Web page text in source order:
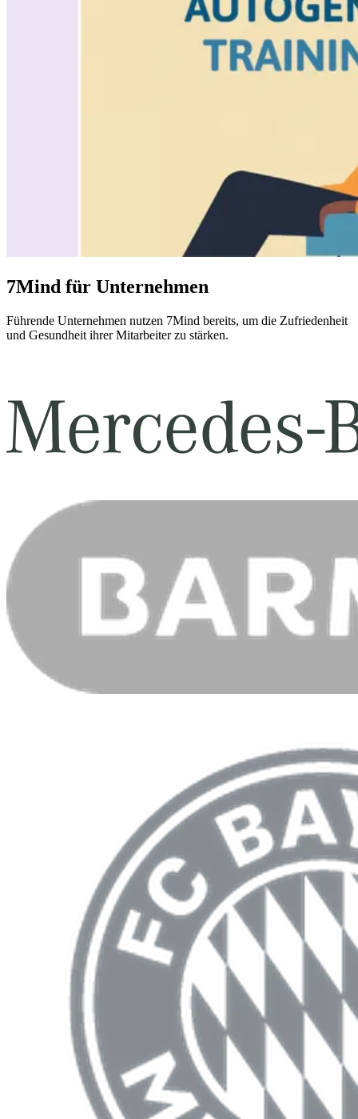
7Mind für Unternehmen
Führende Unternehmen nutzen 7Mind bereits, um die Zufriedenheit
und Gesundheit ihrer Mitarbeiter zu stärken.